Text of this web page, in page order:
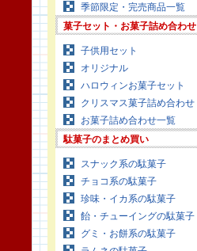
季節限定・完売商品一覧
菓子セット・お菓子詰め合わせ
子供用セット
オリジナル
ハロウィンお菓子セット
クリスマス菓子詰め合わせ
お菓子詰め合わせ一覧
駄菓子のまとめ買い
スナック系の駄菓子
チョコ系の駄菓子
珍味・イカ系の駄菓子
飴・チューイングの駄菓子
グミ・お餅系の駄菓子